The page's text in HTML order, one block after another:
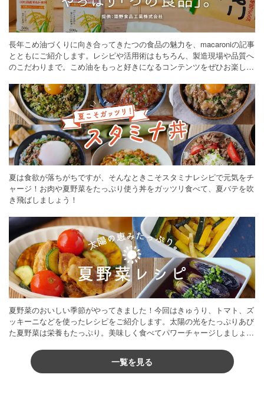
長年こめ油づくりに向き合ってきたつの食品の魅力を、macaroniの記事
とともにご紹介します。レシピや活用術はもちろん、製造現場や品質へ
のこだわりまで。こめ油をもっと好きになるコンテンツをぜひお楽しみ
夏は食欲が落ちがちですが、そんなときこそスタミナレシピで元気をチ
ャージ！お肉や夏野菜をたっぷり使う丼をガッツリ食べて、夏バテを吹
き飛ばしましょう！
夏野菜のおいしい季節がやってきました！今回はきゅうり、トマト、ズ
ッキーニなどを使ったレシピをご紹介します。太陽の光をたっぷりあび
た夏野菜は栄養もたっぷり。美味しく食べてパワーチャージしましょう
一覧を見る